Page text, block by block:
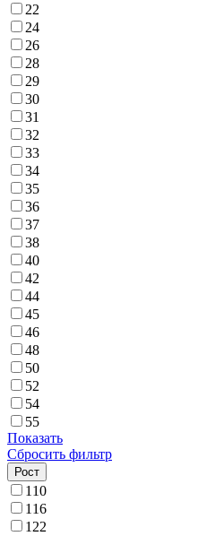
22
24
26
28
29
30
31
32
33
34
35
36
37
38
40
42
44
45
46
48
50
52
54
55
Показать
Сбросить фильтр
Рост
110
116
122